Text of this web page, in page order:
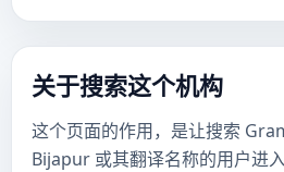
关于搜索这个机构
这个页面的作用，是让搜索
Bijapur 或其翻译名称的用户进